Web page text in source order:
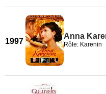
1997
Anna
Rôle: Karenin